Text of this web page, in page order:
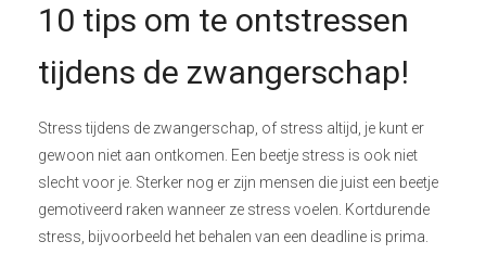
10 tips om te ontstressen
tijdens de zwangerschap!
Stress tijdens de zwangerschap, of stress altijd, je kunt er
gewoon niet aan ontkomen. Een beetje stress is ook niet
slecht voor je. Sterker nog er zijn mensen die juist een beetje
gemotiveerd raken wanneer ze stress voelen. Kortdurende
stress, bijvoorbeeld het behalen van een deadline is prima.